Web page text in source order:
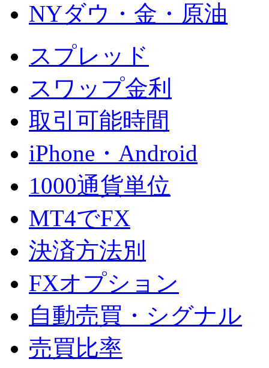
NYダウ・金・原油
スプレッド
スワップ金利
取引可能時間
iPhone・Android
1000通貨単位
MT4でFX
決済方法別
FXオプション
自動売買・シグナル
売買比率